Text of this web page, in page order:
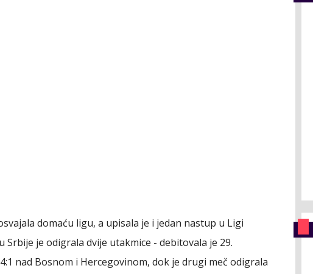
domaću ligu, a upisala je i jedan nastup u Ligi
Srbije je odigrala dvije utakmice - debitovala je 29.
nad Bosnom i Hercegovinom, dok je drugi meč odigrala